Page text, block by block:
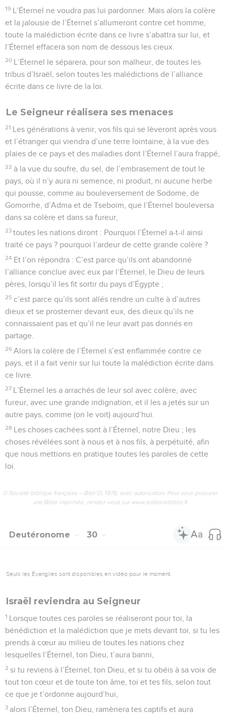
19 L’Éternel ne voudra pas lui pardonner. Mais alors la colère
et la jalousie de l’Éternel s’allumeront contre cet homme,
toute la malédiction écrite dans ce livre s’abattra sur lui, et
l’Éternel effacera son nom de dessous les cieux.
20 L’Éternel le séparera, pour son malheur, de toutes les
tribus d’Israël, selon toutes les malédictions de l’alliance
écrite dans ce livre de la loi.
Le Seigneur réalisera ses menaces
21 Les générations à venir, vos fils qui se lèveront après vous
et l’étranger qui viendra d’une terre lointaine, à la vue des
plaies de ce pays et des maladies dont l’Éternel l’aura frappé,
22 à la vue du soufre, du sel, de l’embrasement de tout le
pays, où il n’y aura ni semence, ni produit, ni aucune herbe
qui pousse, comme au bouleversement de Sodome, de
Gomorrhe, d’Adma et de Tseboïm, que l’Éternel bouleversa
dans sa colère et dans sa fureur,
23 toutes les nations diront : Pourquoi l’Éternel a-t-il ainsi
traité ce pays ? pourquoi l’ardeur de cette grande colère ?
24 Et l’on répondra : C’est parce qu’ils ont abandonné
l’alliance conclue avec eux par l’Éternel, le Dieu de leurs
pères, lorsqu’il les fit sortir du pays d’Égypte ;
25 c’est parce qu’ils sont allés rendre un culte à d’autres
dieux et se prosterner devant eux, des dieux qu’ils ne
connaissaient pas et qu’il ne leur avait pas donnés en
partage.
26 Alors la colère de l’Éternel s’est enflammée contre ce
pays, et il a fait venir sur lui toute la malédiction écrite dans
ce livre.
27 L’Éternel les a arrachés de leur sol avec colère, avec
fureur, avec une grande indignation, et il les a jetés sur un
autre pays, comme (on le voit) aujourd’hui.
28 Les choses cachées sont à l’Éternel, notre Dieu ; les
choses révélées sont à nous et à nos fils, à perpétuité, afin
que nous mettions en pratique toutes les paroles de cette
loi.
© Société biblique française – Bibli’O, 1978, avec autorisation. Pour vous procurer
une Bible imprimée, rendez-vous sur www.editionsbiblio.fr
Deutéronome 30
Seuls les Évangiles sont disponibles en vidéo pour le moment.
Israël reviendra au Seigneur
1 Lorsque toutes ces paroles se réaliseront pour toi, la
bénédiction et la malédiction que je mets devant toi, si tu les
prends à cœur au milieu de toutes les nations chez
lesquelles l’Éternel, ton Dieu, t’aura banni,
2 si tu reviens à l’Éternel, ton Dieu, et si tu obéis à sa voix de
tout ton cœur et de toute ton âme, toi et tes fils, selon tout
ce que je t’ordonne aujourd’hui,
3 alors l’Éternel, ton Dieu, ramènera tes captifs et aura